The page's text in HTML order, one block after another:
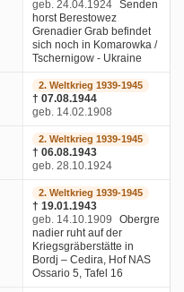
geb. 24.04.1924 Senden
horst Berestowez
Grenadier Grab befindet
sich noch in Komarowka /
Tschernigow - Ukraine
2. Weltkrieg 1939-1945
† 07.08.1944
geb. 14.02.1908
2. Weltkrieg 1939-1945
† 06.08.1943
geb. 28.10.1924
2. Weltkrieg 1939-1945
† 19.01.1943
geb. 14.10.1909
Obergre
nadier ruht auf der
Kriegsgräberstätte in
Bordj – Cedira, Hof NAS
Ossario 5, Tafel 16